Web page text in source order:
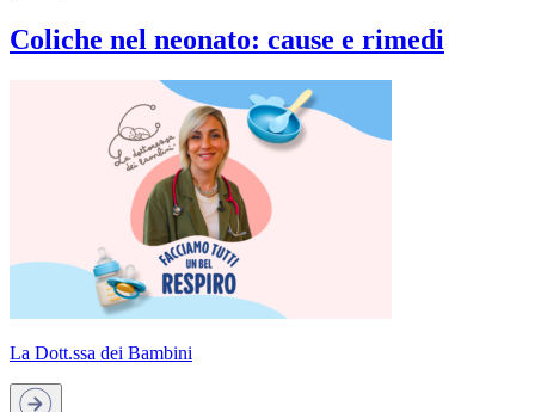
Coliche nel neonato: cause e rimedi
La Dott.ssa dei Bambini